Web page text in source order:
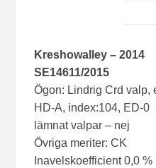
Kreshowalley – 2014
SE14611/2015
Ögon: Lindrig Crd valp,
HD-A, index:104, ED-0
lämnat valpar – nej
Övriga meriter: CK
Inavelskoefficient 0,0 %